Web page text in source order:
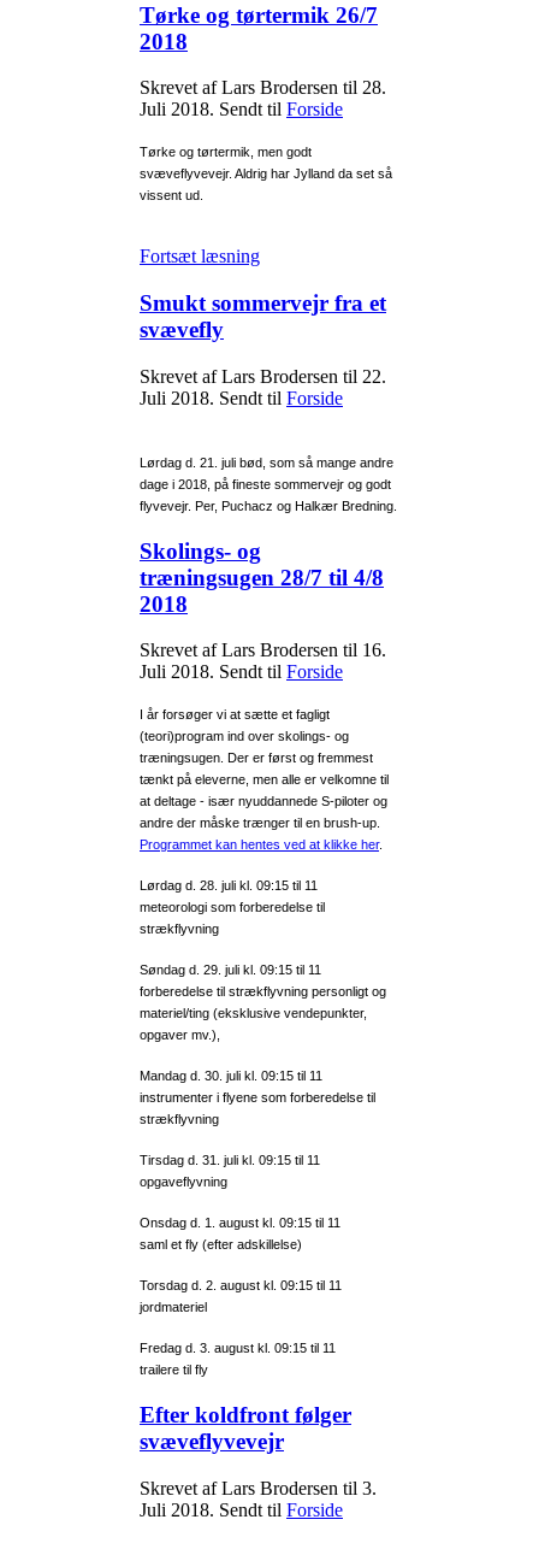
Tørke og tørtermik 26/7
2018
Skrevet af Lars Brodersen til 28.
Juli 2018. Sendt til Forside
Tørke og tørtermik, men godt
svæveflyvevejr. Aldrig har Jylland da set så
vissent ud.
Fortsæt læsning
Smukt sommervejr fra et
svævefly
Skrevet af Lars Brodersen til 22.
Juli 2018. Sendt til Forside
Lørdag d. 21. juli bød, som så mange andre
dage i 2018, på fineste sommervejr og godt
flyvevejr. Per, Puchacz og Halkær Bredning.
Skolings- og
træningsugen 28/7 til 4/8
2018
Skrevet af Lars Brodersen til 16.
Juli 2018. Sendt til Forside
I år forsøger vi at sætte et fagligt
(teori)program ind over skolings- og
træningsugen. Der er først og fremmest
tænkt på eleverne, men alle er velkomne til
at deltage - især nyuddannede S-piloter og
andre der måske trænger til en brush-up.
Programmet kan hentes ved at klikke her.
Lørdag d. 28. juli kl. 09:15 til 11
meteorologi som forberedelse til
strækflyvning
Søndag d. 29. juli kl. 09:15 til 11
forberedelse til strækflyvning personligt og
materiel/ting (eksklusive vendepunkter,
opgaver mv.),
Mandag d. 30. juli kl. 09:15 til 11
instrumenter i flyene som forberedelse til
strækflyvning
Tirsdag d. 31. juli kl. 09:15 til 11
opgaveflyvning
Onsdag d. 1. august kl. 09:15 til 11
saml et fly (efter adskillelse)
Torsdag d. 2. august kl. 09:15 til 11
jordmateriel
Fredag d. 3. august kl. 09:15 til 11
trailere til fly
Efter koldfront følger
svæveflyvevejr
Skrevet af Lars Brodersen til 3.
Juli 2018. Sendt til Forside